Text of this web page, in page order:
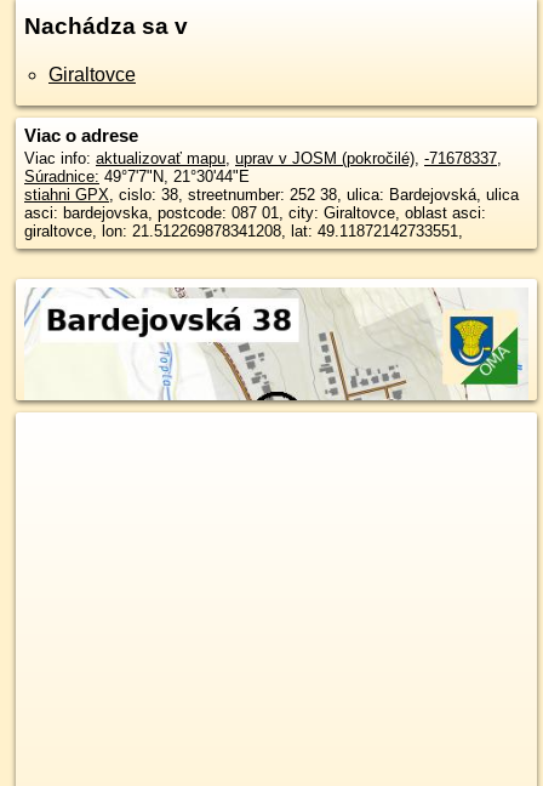
Nachádza sa v
Giraltovce
Viac o adrese
Viac info: aktualizovať mapu, uprav v JOSM (pokročilé), -71678337,
Súradnice: 49°7'7"N, 21°30'44"E
stiahni GPX, cislo: 38, streetnumber: 252 38, ulica: Bardejovská, ulica
asci: bardejovska, postcode: 087 01, city: Giraltovce, oblast asci:
giraltovce, lon: 21.512269878341208, lat: 49.11872142733551,